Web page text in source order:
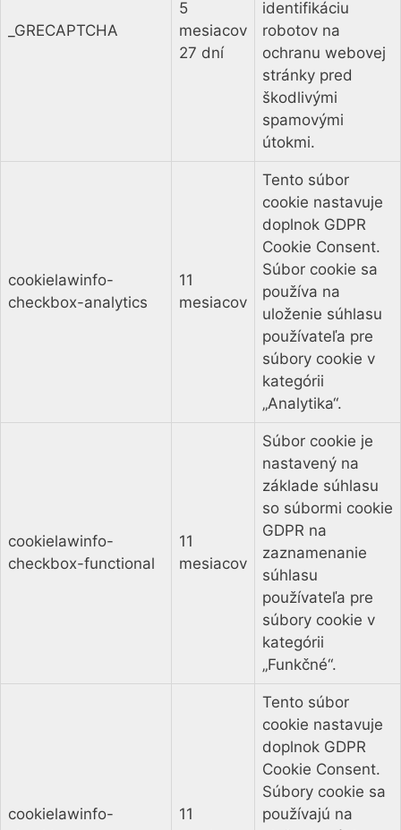
_GRECAPTCHA
5
mesiacov
27 dní
identifikáciu
robotov na
ochranu webovej
stránky pred
škodlivými
spamovými
útokmi.
cookielawinfo-
checkbox-analytics
11
mesiacov
Tento súbor
cookie nastavuje
doplnok GDPR
Cookie Consent.
Súbor cookie sa
používa na
uloženie súhlasu
používateľa pre
súbory cookie v
kategórii
„Analytika“.
cookielawinfo-
checkbox-functional
11
mesiacov
Súbor cookie je
nastavený na
základe súhlasu
so súbormi cookie
GDPR na
zaznamenanie
súhlasu
používateľa pre
súbory cookie v
kategórii
„Funkčné“.
cookielawinfo-
11
Tento súbor
cookie nastavuje
doplnok GDPR
Cookie Consent.
Súbory cookie sa
používajú na